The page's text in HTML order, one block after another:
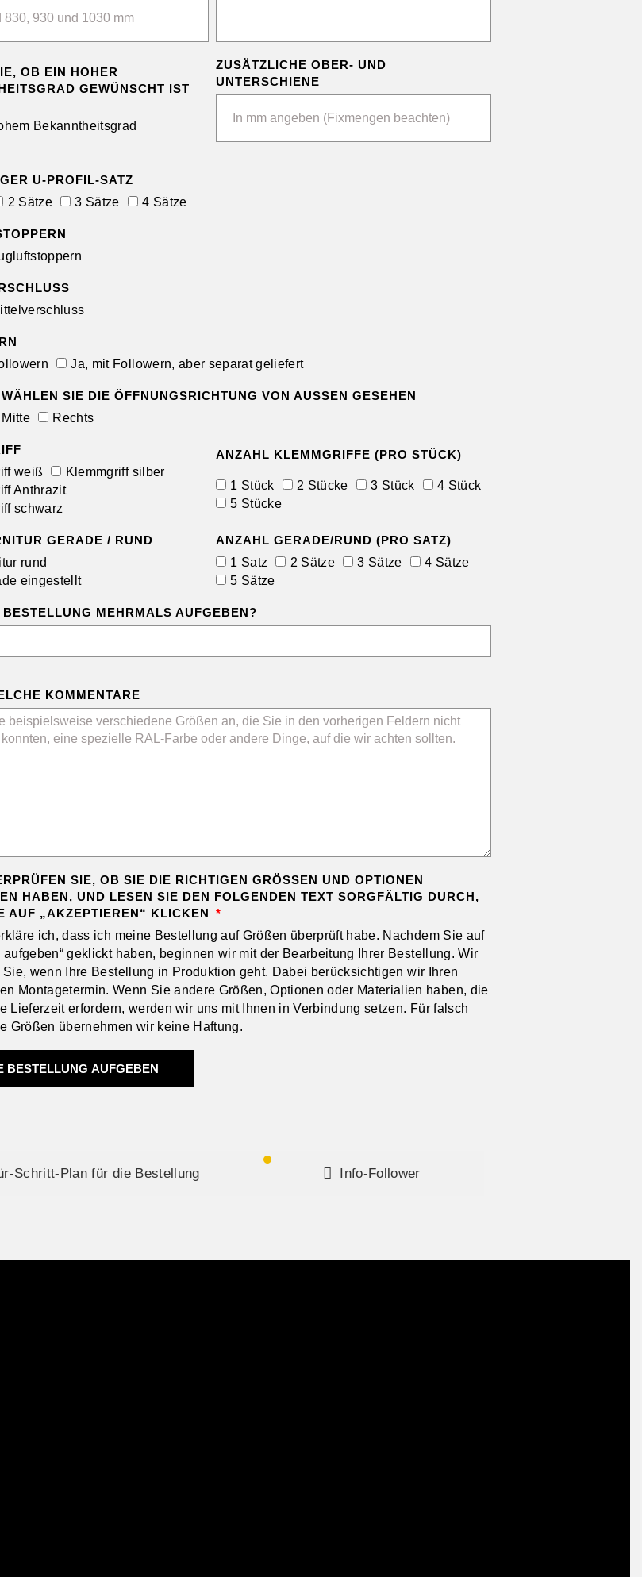
OB EIN HOHER
GEWÜNSCHT IST
Bekanntheitsgrad
ZUSÄTZLICHE OBER- UND
UNTERSCHIENE
U-PROFIL-SATZ
2 Sätze 3 Sätze 4 Sätze
Ja, mit Followern, aber separat geliefert
SIE DIE ÖFFNUNGSRICHTUNG VON AUSSEN GESEHEN
Mitte Rechts
weiß
Klemmgriff silber
Anthrazit
schwarz
ANZAHL KLEMMGRIFFE (PRO STÜCK)
1 Stück 2 Stücke 3 Stück
4 Stück
5 Stücke
GERADE / RUND
rund
eingestellt
ANZAHL GERADE/RUND (PRO SATZ)
1 Satz
2 Sätze 3 Sätze
4 Sätze
5 Sätze
MEHRMALS AUFGEBEN?
KOMMENTARE
SIE, OB SIE DIE RICHTIGEN GRÖSSEN UND OPTIONEN A
HABEN, UND LESEN SIE DEN FOLGENDEN TEXT SORGFÄLTIG DURCH, B
„AKZEPTIEREN“ KLICKEN
ich, dass ich meine Bestellung auf Größen überprüft habe. Nachdem Sie auf
aufgeben“ geklickt haben, beginnen wir mit der Bearbeitung Ihrer Bestellung. Wir
Sie, wenn Ihre Bestellung in Produktion geht. Dabei berücksichtigen wir Ihren
Montagetermin. Wenn Sie andere Größen, Optionen oder Materialien haben, die
Lieferzeit erfordern, werden wir uns mit Ihnen in Verbindung setzen. Für falsch
Größen übernehmen wir keine Haftung.
BESTELLUNG AUFGEBEN
Schritt-Plan für die Bestellung Info-Follower